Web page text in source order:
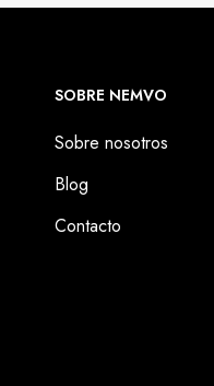
SOBRE NEMVO
Sobre nosotros
Blog
Contacto